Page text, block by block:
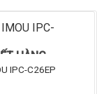
HÀNG
IPC-C26EP